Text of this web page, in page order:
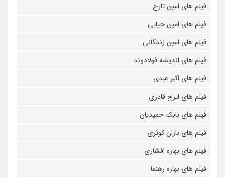
فیلم های امین تارخ
فیلم های امین حیایی
فیلم های امین زندگانی
فیلم های اندیشه فولادوند
فیلم های اکبر عبدی
فیلم های ایرج قادری
فیلم های بابک حمیدیان
فیلم های باران کوثری
فیلم های بهاره افشاری
فیلم های بهاره رهنما